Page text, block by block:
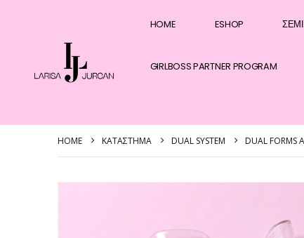
HOME ESHOP
GIRLBOSS PARTNER PROGRAM
HOME ΚΑΤΆΣΤΗΜΑ DUAL SYSTEM DUAL FORMS